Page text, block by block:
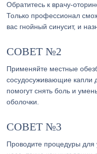
Обратитесь к врачу-
Только профессионал
вас гнойный синусит, и
СОВЕТ №2
Применяйте местные
сосудосуживающие капли
помогут снять боль и
оболочки.
СОВЕТ №3
Проводите процедуры для